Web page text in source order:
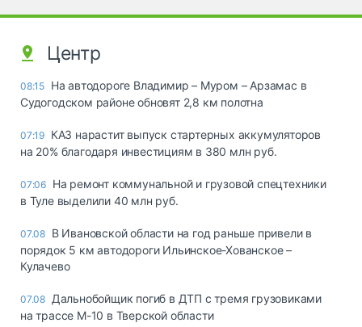
Центр
08:15 На автодороге Владимир – Муром – Арзамас в
Судогодском районе обновят 2,8 км полотна
07:19 КАЗ нарастит выпуск стартерных аккумуляторов
на 20% благодаря инвестициям в 380 млн руб.
07:06 На ремонт коммунальной и грузовой спецтехники
в Туле выделили 40 млн руб.
07.08 В Ивановской области на год раньше привели в
порядок 5 км автодороги Ильинское-Хованское –
Кулачево
07.08 Дальнобойщик погиб в ДТП с тремя грузовиками
на трассе М-10 в Тверской области